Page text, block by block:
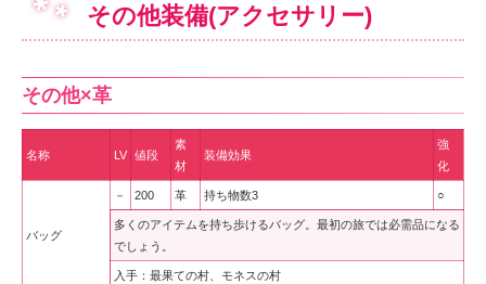
その他装備(アクセサリー)
その他×革
名称 LV 値段
素
材
装備効果
強
化
バッグ
－ 200 革 持ち物数3 ○
多くのアイテムを持ち歩けるバッグ。最初の旅では必需品になる
でしょう。
入手：最果ての村、モネスの村